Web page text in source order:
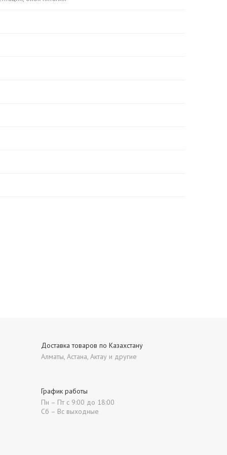
Доставка товаров по Казахстану
Алматы, Астана, Актау и другие
График работы
Пн – Пт с 9:00 до 18:00
Сб – Вс выходные